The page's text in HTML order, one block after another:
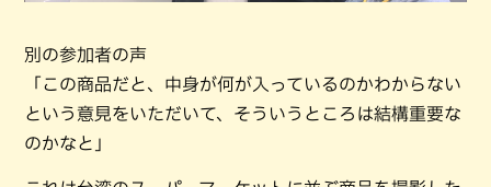
別の参加者の声
「この商品だと、中身が何が入っているのかわからない
という意見をいただいて、そういうところは結構重要な
のかなと」